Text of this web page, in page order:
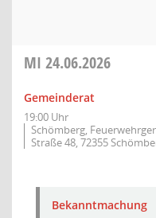
MI 24.06.2026
Gemeinderat
19:00 Uhr
Schömberg,
Straße 48, 72355
Bekanntmachung